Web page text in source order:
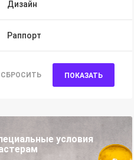
Дизайн
Раппорт
СБРОСИТЬ ПОКАЗАТЬ
условия